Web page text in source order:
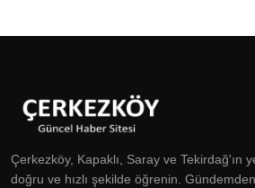
Çerkezköy, Kapaklı, Saray ve Tekirdağ'ın
doğru ve hızlı şekilde öğrenin.